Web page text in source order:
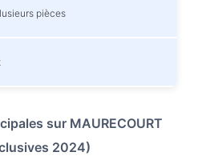
pièces
sur MAURECOURT
2024)